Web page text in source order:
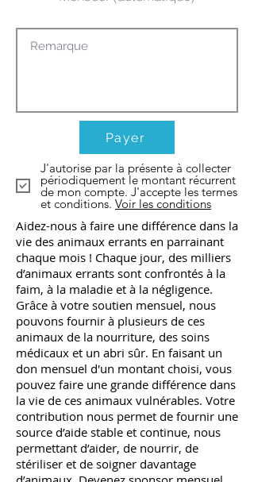
Payer
J'autorise par la présente à collecter
périodiquement le montant récurrent
de mon compte. J'accepte les termes
et conditions. Voir les conditions
Aidez-nous à faire une différence dans la
vie des animaux errants en parrainant
chaque mois ! Chaque jour, des milliers
d’animaux errants sont confrontés à la
faim, à la maladie et à la négligence.
Grâce à votre soutien mensuel, nous
pouvons fournir à plusieurs de ces
animaux de la nourriture, des soins
médicaux et un abri sûr. En faisant un
don mensuel d'un montant choisi, vous
pouvez faire une grande différence dans
la vie de ces animaux vulnérables. Votre
contribution nous permet de fournir une
source d’aide stable et continue, nous
permettant d’aider, de nourrir, de
stériliser et de soigner davantage